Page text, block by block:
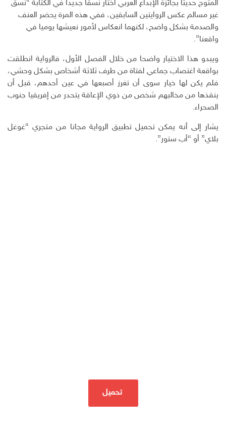
المتوج حديثا بجائزة الإبداع العربي اختار نسقا جديدا في الكتابة “نسق
غير مسالم عكس الروايتين السابقين، ففي هذه المرة يحضر العنف
والصدمة بشكل واضح، لكنهما انعكاس لأمور نعيشها يوميا في
واقعنا”.
ويبدو هذا الاختيار واضحا من خلال الفصل الأول، فالرواية انطلقت
بواقعة اغتصاب جماعي لفتاة من طرف ثلاثة أشخاص بشكل وحشي،
فلم يكن لها خيار سوى أن تغرز أصبعها في عين أحدهم، قبل أن
ينقذها من مخالبهم شخص من ذوي الإعاقة يتحدر من إفريقيا جنوب
الصحراء.
يشار إلى أنه يمكن تحميل تطبيق الرواية مجانا من متجري “غوغل
بلاي” أو “أب ستور”.
تحميل